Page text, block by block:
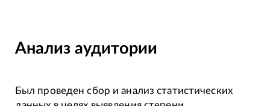
Анализ аудитории
Был проведен сбор и анализ статистических